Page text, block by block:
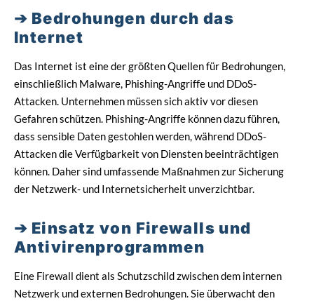
Bedrohungen durch das
Internet
Das Internet ist eine der größten Quellen für Bedrohungen,
einschließlich Malware, Phishing-Angriffe und DDoS-
Attacken. Unternehmen müssen sich aktiv vor diesen
Gefahren schützen. Phishing-Angriffe können dazu führen,
dass sensible Daten gestohlen werden, während DDoS-
Attacken die Verfügbarkeit von Diensten beeinträchtigen
können. Daher sind umfassende Maßnahmen zur Sicherung
der Netzwerk- und Internetsicherheit unverzichtbar.
Einsatz von Firewalls und
Antivirenprogrammen
Eine Firewall dient als Schutzschild zwischen dem internen
Netzwerk und externen Bedrohungen. Sie überwacht den